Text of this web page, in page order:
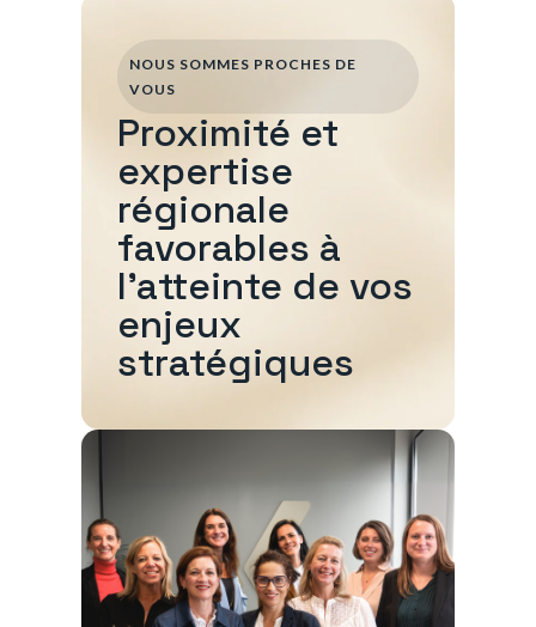
NOUS SOMMES PROCHES DE
VOUS
Proximité et
expertise
régionale
favorables à
l'atteinte de vos
enjeux
stratégiques